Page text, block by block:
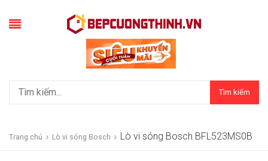
Tìm kiếm
Trang chủ Lò vi sóng Bosch Lò vi sóng Bosch BFL523MS0B